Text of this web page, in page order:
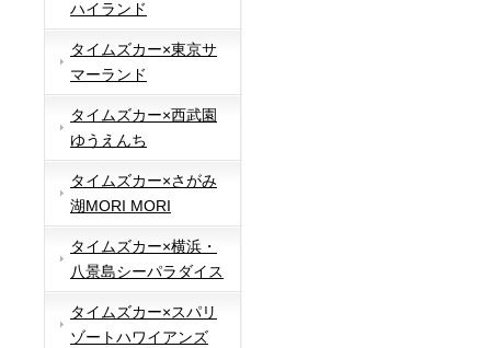
ハイランド
タイムズカー×東京サ
マーランド
タイムズカー×西武園
ゆうえんち
タイムズカー×さがみ
湖MORI MORI
タイムズカー×横浜・
八景島シーパラダイス
タイムズカー×スパリ
ゾートハワイアンズ